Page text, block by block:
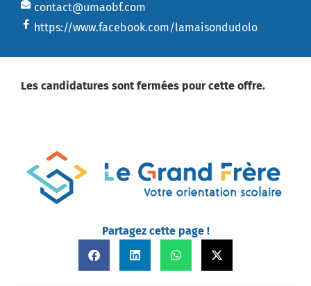
contact@umaobf.com
https://www.facebook.com/lamaisondudolo
Les candidatures sont fermées pour cette offre.
Partagez cette page !